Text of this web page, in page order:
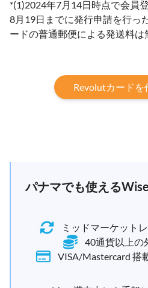
*(1)2024年7月14日時点で会員
8月19日までに発行申請を行っ
ードの普通郵便による発送料は
Revolutカード
パナマでも使える
ミッドマーケット
40通貨以上の
VISA/Mastercard 搭